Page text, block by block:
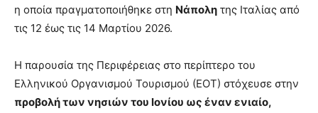
η οποία πραγματοποιήθηκε στη Νάπολη της Ιταλίας από
τις 12 έως τις 14 Μαρτίου 2026.
Η παρουσία της Περιφέρειας στο περίπτερο του
Ελληνικού Οργανισμού Τουρισμού (ΕΟΤ) στόχευσε στην
προβολή των νησιών του Ιονίου ως έναν ενιαίο,